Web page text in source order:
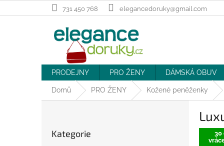
na
731 450 768 elegancedoruky@gmail.com
PRODEJNY PRO ŽENY DÁMSKÁ OBUV
Domů PRO ŽENY Kožené peněženky
kategorie
Kategorie
30